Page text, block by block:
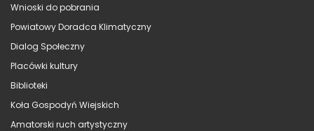
Wnioski do pobrania
Powiatowy Doradca Klimatyczny
Dialog Społeczny
Placówki kultury
Biblioteki
Koła Gospodyń Wiejskich
Amatorski ruch artystyczny